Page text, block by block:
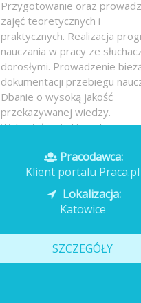
Przygotowanie oraz
zajęć teoretycznych i
praktycznych. Realizacja
nauczania w pracy ze
dorosłymi. Prowadzenie
dokumentacji przebiegu
Dbanie o wysoką jakość
przekazywanej wiedzy.
Wykształcenie kierunkowe...
Opublikowano: dzisiajPracodawca:
Klient portalu Praca.pl
Lokalizacja:
Katowice
SZCZEGÓŁY